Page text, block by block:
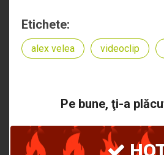
Etichete:
alex velea videoclip
Pe bune, ţi-a